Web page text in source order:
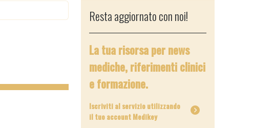
Resta aggiornato con noi!
La tua risorsa per news
mediche, riferimenti clinici
e formazione.
Iscriviti al servizio utilizzando
il tuo account Medikey